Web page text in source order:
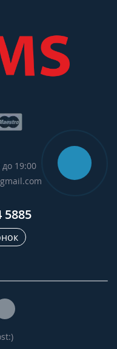
19:00
5885